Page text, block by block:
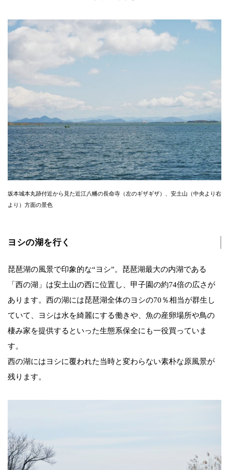
坂本城本丸跡付近から見た近江八幡の長命寺（左のギザギザ）、安土山（中央より右
より）方面の景色
ヨシの湖を行く
琵琶湖の風景で印象的な“ヨシ”。琵琶湖最大の内湖である
「西の湖」は安土山の西に位置し、甲子園の約74倍の広さが
あります。西の湖には琵琶湖全体のヨシの70％相当が群生し
ていて、ヨシは水を綺麗にする働きや、魚の産卵場所や鳥の
棲み家を提供するといった生態系保全にも一役買っていま
す。
西の湖にはヨシに覆われた当時と変わらない素朴な原風景が
残ります。